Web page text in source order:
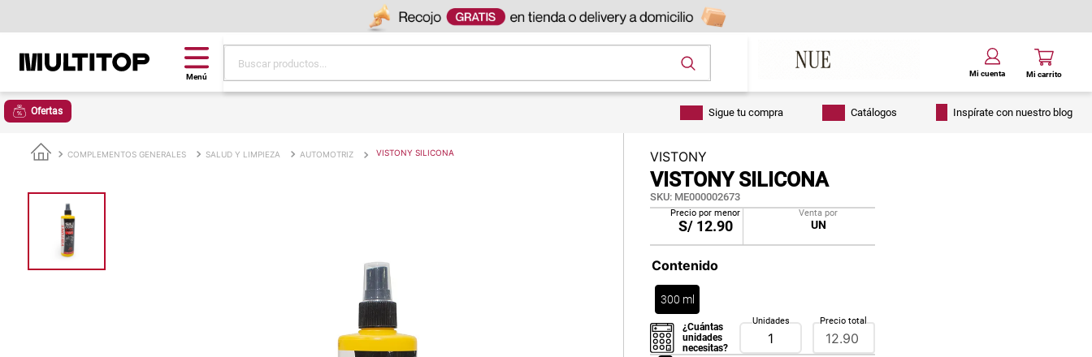
Ofertas Sigue tu compra Catálogos Inspírate con nuestro blog
COMPLEMENTOS GENERALES SALUD Y LIMPIEZA AUTOMOTRIZ VISTONY SILICONA VISTONY
VISTONY SILICONA
SKU: ME000002673
Precio por menor
S/ 12.90
Venta por
UN
Contenido
300 ml
¿Cuántas
unidades
necesitas?
Unidades Precio total
alfombra